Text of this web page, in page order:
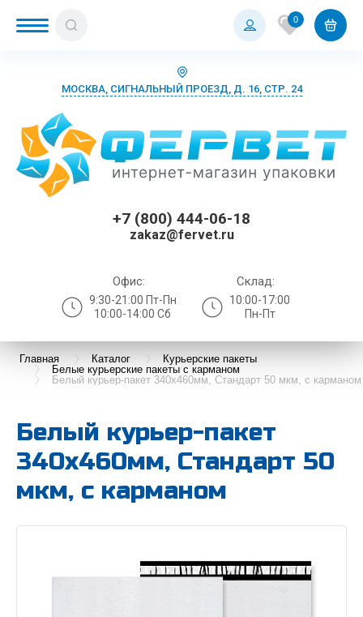
0
МОСКВА, СИГНАЛЬНЫЙ ПРОЕЗД, Д. 16, СТР. 24
+7 (800) 444-06-18
zakaz@fervet.ru
Офис:
9:30-21:00 Пт-Пн
10:00-14:00 Сб
Склад:
10:00-17:00
Пн-Пт
Главная Каталог
Курьерские пакеты
Белые курьерские пакеты с карманом
Белый курьер-пакет 340х460мм, Стандарт 50 мкм, с карманом
Белый курьер-пакет
340х460мм, Стандарт 50
мкм, с карманом